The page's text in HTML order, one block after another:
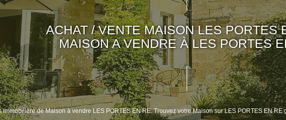
ACHAT / VENTE MAISON LES PORTES
MAISON A VENDRE À LES PORTES
de Maison à vendre LES PORTES EN RE. Trouvez votre Maison sur LES PORTES EN